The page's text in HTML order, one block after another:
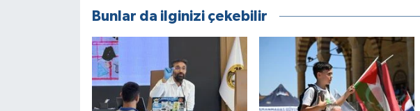
Bunlar da ilginizi çekebilir